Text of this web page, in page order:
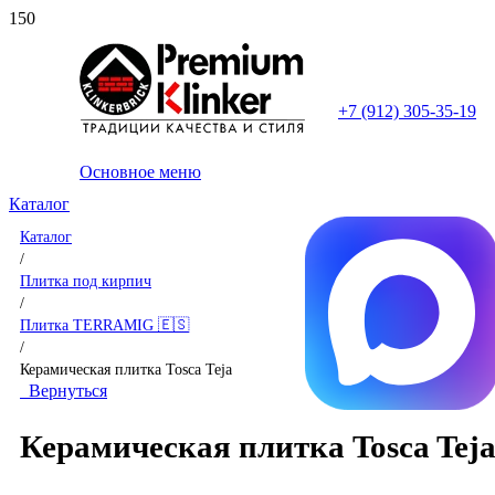
+7 (912) 305-35-19
Основное меню
Каталог
Каталог
/
Плитка под кирпич
/
Плитка TERRAMIG 🇪🇸
/
Керамическая плитка Tosca Teja
Вернуться
Керамическая плитка Tosca Teja